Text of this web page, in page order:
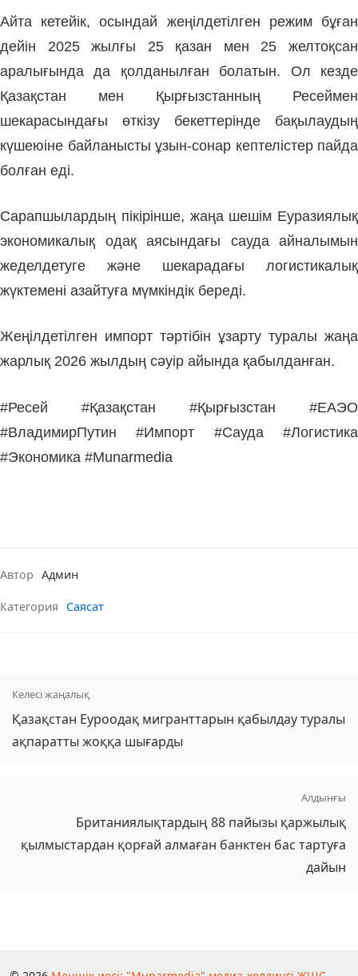
Айта кетейік, осындай жеңілдетілген режим бұған
дейін 2025 жылғы 25 қазан мен 25 желтоқсан
аралығында да қолданылған болатын. Ол кезде
Қазақстан мен Қырғызстанның Ресеймен
шекарасындағы өткізу бекеттерінде бақылаудың
күшеюіне байланысты ұзын-сонар кептелістер пайда
болған еді.
Сарапшылардың пікірінше, жаңа шешім Еуразиялық
экономикалық одақ аясындағы сауда айналымын
жеделдетуге және шекарадағы логистикалық
жүктемені азайтуға мүмкіндік береді.
Жеңілдетілген импорт тәртібін ұзарту туралы жаңа
жарлық 2026 жылдың сәуір айында қабылданған.
#Ресей #Қазақстан #Қырғызстан #ЕАЭО
#ВладимирПутин #Импорт #Сауда #Логистика
#Экономика #Munarmedia
Автор Админ
Категория Саясат
Келесі жаңалық
Қазақстан Еуроодақ мигранттарын қабылдау туралы
ақпаратты жоққа шығарды
Алдынғы
Британиялықтардың 88 пайызы қаржылық
қылмыстардан қорғай алмаған банктен бас тартуға
дайын